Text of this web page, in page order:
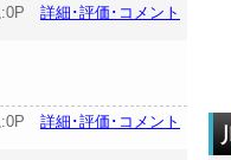
詳細･評価･コメント
詳細･評価･コメント